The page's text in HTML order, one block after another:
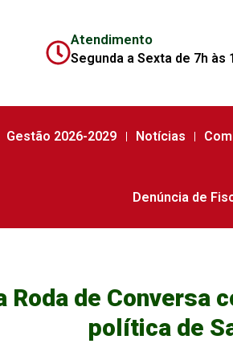
Atendimento
Segunda a Sexta de 7h às
Gestão 2026-2029 Notícias
Denúncia de
Roda de
política de